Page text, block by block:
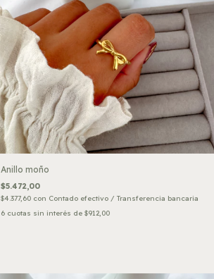
Anillo moño
$5.472,00
$4.377,60 con Contado efectivo / Transferencia bancaria
6 cuotas sin interés de $912,00